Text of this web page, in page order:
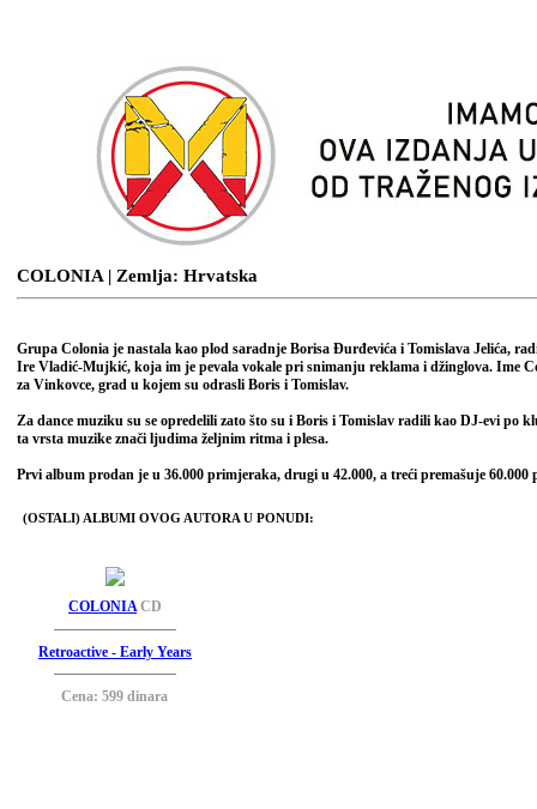
COLONIA | Zemlja: Hrvatska
Grupa Colonia je nastala kao plod saradnje Borisa Đurđevića i Tomislava Jelića,
Ire Vladić-Mujkić, koja im je pevala vokale pri snimanju reklama i džinglova. Ime
za Vinkovce, grad u kojem su odrasli Boris i Tomislav.
Za dance muziku su se opredelili zato što su i Boris i Tomislav radili kao DJ-evi po
ta vrsta muzike znači ljudima željnim ritma i plesa.
Prvi album prodan je u 36.000 primjeraka, drugi u 42.000, a treći premašuje 60.000
(OSTALI) ALBUMI OVOG AUTORA U PONUDI:
COLONIACD
Retroactive - Early Years
Cena: 599 dinara